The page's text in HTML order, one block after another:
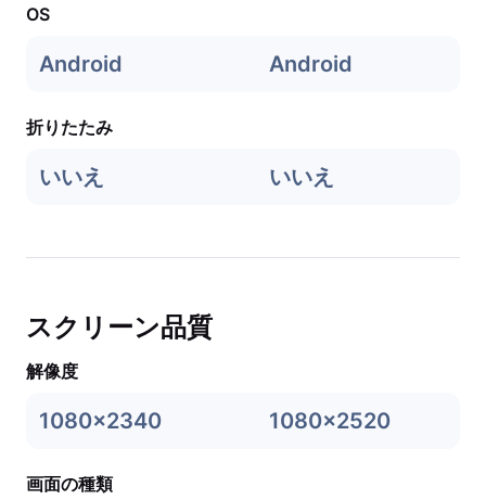
OS
Android Android
折りたたみ
いいえ いいえ
スクリーン品質
解像度
1080x2340 1080x2520
画面の種類